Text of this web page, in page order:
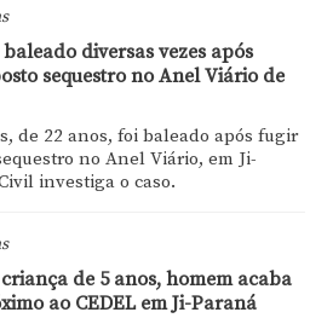
diversas vezes após
sequestro no Anel Viário de
de 22 anos, foi baleado após fugir
no Anel Viário, em Ji-
investiga o caso.
de 5 anos, homem acaba
ao CEDEL em Ji-Paraná